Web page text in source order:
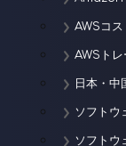
AWSコ
AWSト
日本・中
ソフトウ
ソフトウ